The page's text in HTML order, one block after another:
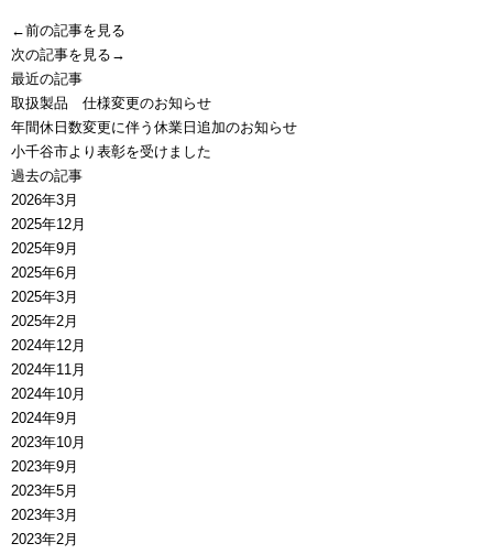
←前の記事を見る
次の記事を見る→
最近の記事
取扱製品 仕様変更のお知らせ
年間休日数変更に伴う休業日追加のお知らせ
小千谷市より表彰を受けました
過去の記事
2026年3月
2025年12月
2025年9月
2025年6月
2025年3月
2025年2月
2024年12月
2024年11月
2024年10月
2024年9月
2023年10月
2023年9月
2023年5月
2023年3月
2023年2月